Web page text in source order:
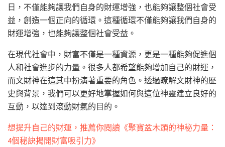
日，不僅能夠讓我們自身的財運增強，也能夠讓整個社會受
益，創造一個正向的循環。這種循環不僅能夠讓我們自身的
財運增強，也能夠讓整個社會受益。
在現代社會中，財富不僅是一種資源，更是一種能夠促進個
人和社會進步的力量。很多人都希望能夠增加自己的財運，
而文財神在這其中扮演著重要的角色。透過瞭解文財神的歷
史與背景，我們可以更好地掌握如何與這位神靈建立良好的
互動，以達到滾動財氣的目的。
想提升自己的財運，推薦你閱讀《聚寶盆木頭的神秘力量：
4個秘訣揭開財富吸引力》